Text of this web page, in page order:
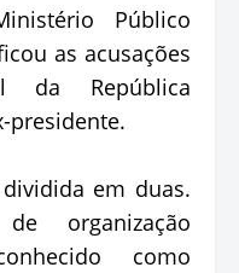
Público
as acusações
da República
presidente.
em duas.
organização
como